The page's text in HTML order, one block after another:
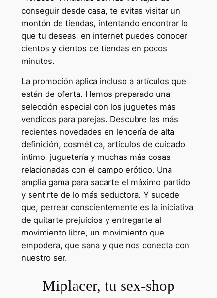
conseguir desde casa, te evitas visitar un
montón de tiendas, intentando encontrar lo
que tu deseas, en internet puedes conocer
cientos y cientos de tiendas en pocos
minutos.
La promoción aplica incluso a artículos que
están de oferta. Hemos preparado una
selección especial con los juguetes más
vendidos para parejas. Descubre las más
recientes novedades en lencería de alta
definición, cosmética, artículos de cuidado
íntimo, juguetería y muchas más cosas
relacionadas con el campo erótico. Una
amplia gama para sacarte el máximo partido
y sentirte de lo más seductora. Y sucede
que, perrear conscientemente es la iniciativa
de quitarte prejuicios y entregarte al
movimiento libre, un movimiento que
empodera, que sana y que nos conecta con
nuestro ser.
Miplacer, tu sex-shop